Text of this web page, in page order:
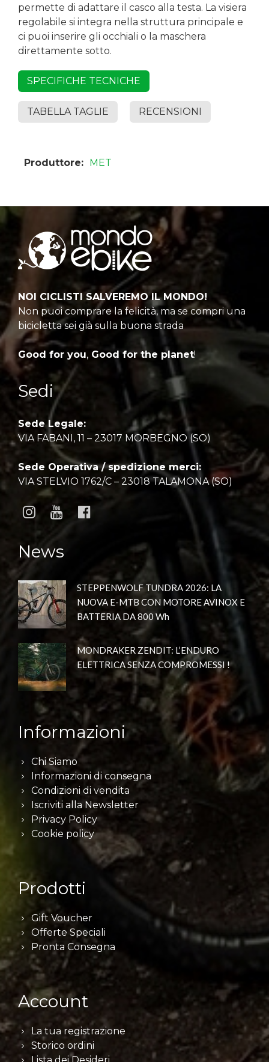
permette di adattare il casco alla testa. La visiera
regolabile si integra nella struttura principale e
ci puoi inserire gli occhiali o la maschera
direttamente sotto.
SPECIFICHE TECNICHE
TABELLA TAGLIE RECENSIONI
Produttore: MET
NOI CICLISTI SALVEREMO IL MONDO!
Non puoi comprare la felicità, ma se compri una
bicicletta sei già sulla buona strada
Good for you, Good for the planet!
Sedi
Sede Legale:
VIA FABANI, 11 – 23017 MORBEGNO (SO)
Sede Operativa / spedizione merci:
VIA STELVIO 1762/C – 23018 TALAMONA (SO)
News
STEPPENWOLF TUNDRA 2026: LA
NUOVA E-MTB CON MOTORE AVINOX E
BATTERIA DA 800 Wh
MONDRAKER ZENDIT: L’ENDURO
ELETTRICA SENZA COMPROMESSI !
Informazioni
Chi Siamo
Informazioni di consegna
Condizioni di vendita
Iscriviti alla Newsletter
Privacy Policy
Cookie policy
Prodotti
Gift Voucher
Offerte Speciali
Pronta Consegna
Account
La tua registrazione
Storico ordini